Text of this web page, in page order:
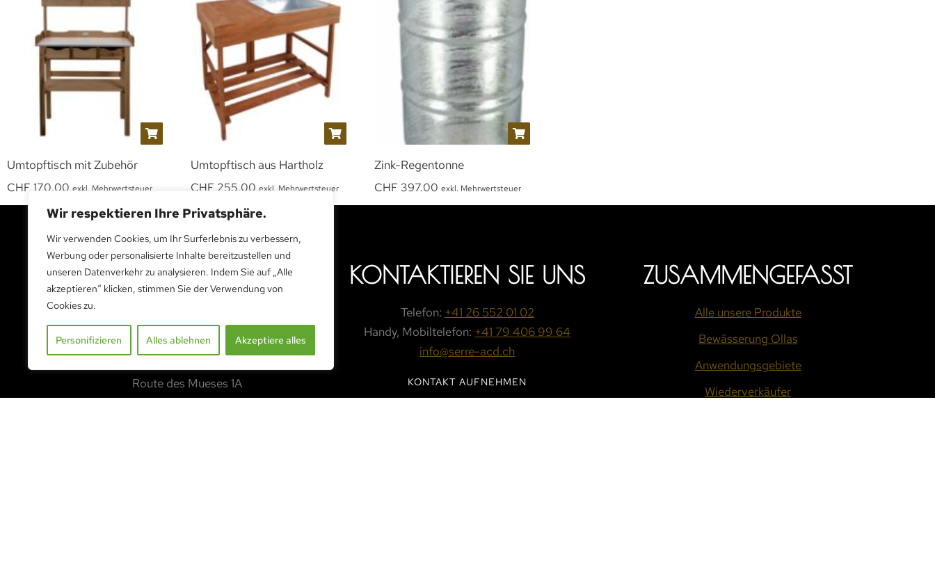
Wir respektieren Ihre Privatsphäre.
Wir verwenden Cookies, um Ihr Surferlebnis zu verbessern,
Werbung oder personalisierte Inhalte bereitzustellen und
unseren Datenverkehr zu analysieren. Indem Sie auf „Alle
akzeptieren“ klicken, stimmen Sie der Verwendung von
Cookies zu.
Personifizieren Alles ablehnen Akzeptiere alles
Umtopftisch mit Zubehör
CHF 170.00 exkl. Mehrwertsteuer
Umtopftisch aus Hartholz
CHF 255.00 exkl. Mehrwertsteuer
Zink-Regentonne
CHF 397.00 exkl. Mehrwertsteuer
BESUCHEN SIE UNS
BESUCHEN SIE UNS
Dauerausstellung
Route des Mueses 1A
1753 Matran
KONTAKTIEREN SIE UNS
Telefon: +41 26 552 01 02
Handy, Mobiltelefon: +41 79 406 99 64
info@serre-acd.ch
KONTAKT AUFNEHMEN
ZUSAMMENGEFASST
Alle unsere Produkte
Bewässerung Ollas
Anwendungsgebiete
Wiederverkäufer